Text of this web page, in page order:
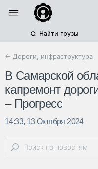
Найти грузы
← Дороги, инфраструктура
В Самарской
капремонт
– Прогресс
14:33, 13 Октября 2024